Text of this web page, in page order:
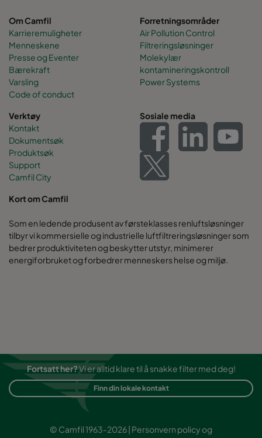
Om Camfil
Karrieremuligheter
Menneskene
Presse og Eventer
Bærekraft
Varsling
Code of conduct
Forretningsområder
Air Pollution Control
Filtreringsløsninger
Molekylær
kontamineringskontroll
Power Systems
Verktøy
Kontakt
Dokumentsøk
Produktsøk
Support
Camfil City
Sosiale media
Kort om Camfil
Som en ledende produsent av førsteklasses renluftsløsninger
tilbyr vi kommersielle og industrielle luftfiltreringsløsninger som
bedrer produktiviteten og beskytter utstyr, minimerer
energiforbruket og forbedrer menneskers helse og miljø.
Fortsatt her?Vi er alltid klare til å snakke filter med deg!
Finn din lokale kontakt
© Camfil 1963-2026 | Personvern policyog